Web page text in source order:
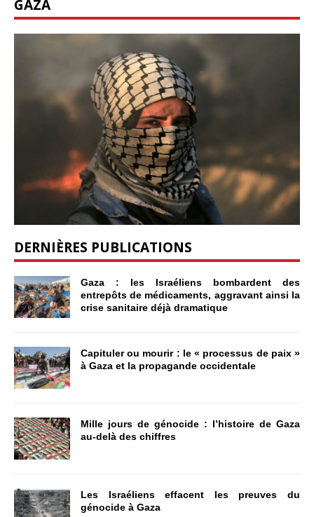
GAZA
DERNIÈRES PUBLICATIONS
Gaza : les Israéliens bombardent des
entrepôts de médicaments, aggravant ainsi la
crise sanitaire déjà dramatique
Capituler ou mourir : le « processus de paix »
à Gaza et la propagande occidentale
Mille jours de génocide : l’histoire de Gaza
au-delà des chiffres
Les Israéliens effacent les preuves du
génocide à Gaza